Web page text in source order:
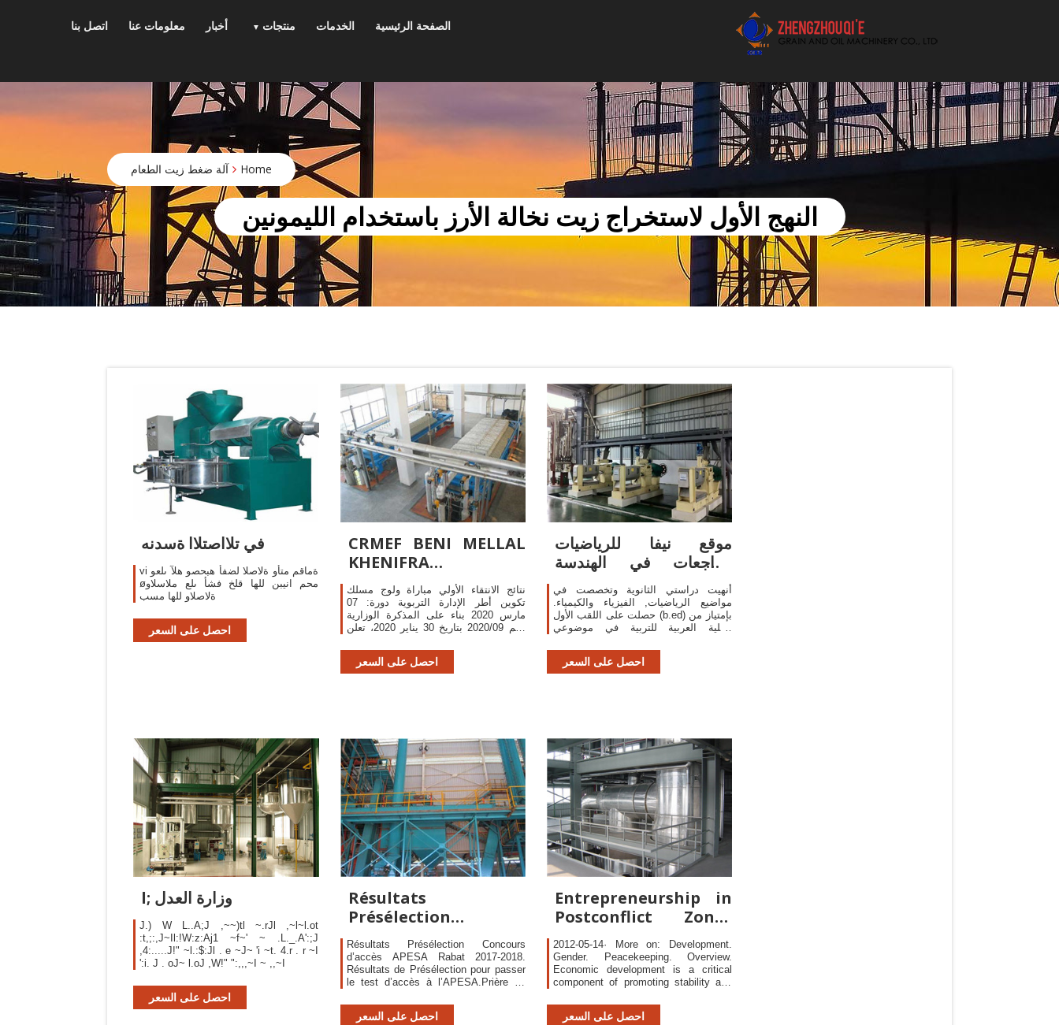
أفضل بيع آلة الزيوت النباتية الموردون
الصفحة الرئيسية الخدمات منتجات أخبار معلومات عنا اتصل بنا
Home آلة ضغط زيت الطعام
النهج الأول لاستخراج زيت نخالة الأرز باستخدام الليمونين
في تلااصتلاا ةسدنه
vi ةماقم متأو ةلاصلا لضفأ هبحصو هلآ ىلعو
øمحم انيبن للها قلخ فشأ ىلع ملاسلاو
ةلاصلاو للها مسب
احصل على السعر
CRMEF BENI MELLAL
KHENIFRA
crmefbmkh
نتائج الانتقاء الأولي مباراة ولوج مسلك
تكوين أطر الإدارة التربوية دورة: 07
مارس 2020 بناء على المذكرة الوزارية
رقم 2020/09 بتاريخ 30 يناير 2020، تعلن
والتكوين لجهة بني ملال خنيفرة، وبعد
دراسة
احصل على السعر
موقع نيفا للرياضيات
مراجعات في الهندسة
للصف الثالث في
أنهيت دراستي الثانوية وتخصصت في
مواضيع الرياضيات, الفيزياء والكيمياء.
حصلت على اللقب الأول (b.ed) بإمتياز من
الكلية العربية للتربية في موضوعي
الثاني (m.a
احصل على السعر
l; وزارة العدل
J.) W L..A;J ,~~)tl ~.rJl ,~l~l.ot
:t,;:,J~Il:!W:z:Aj1 ~f~' ~ .L._.A':;J
,4:.....J!" ~l.:$:Jl . e ~J~ 'i ~t. 4.r . r ~I
':i. J . oJ~ l.oJ ,W!" ":,,,~I ~ ,,~I
احصل على السعر
Résultats
Présélection
Concours d'accès
APESA Rabat 2017
Résultats Présélection Concours
d’accès APESA Rabat 2017-2018.
Résultats de Présélection pour passer
le test d’accès à l’APESA.Prière de
l’horaire du test.
احصل على السعر
Entrepreneurship in
Postconflict Zones
Council on
2012-05-14· More on: Development.
Gender. Peacekeeping. Overview.
Economic development is a critical
component of promoting stability and
احصل على السعر